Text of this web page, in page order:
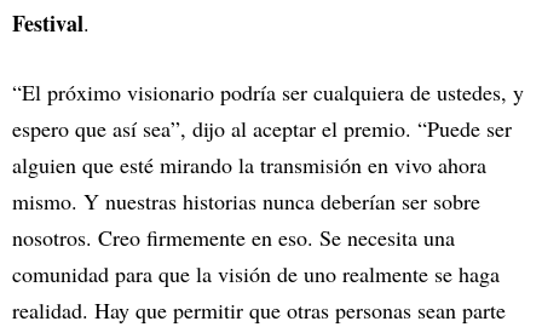
Festival.
“El próximo visionario podría ser cualquiera de ustedes, y
espero que así sea”, dijo al aceptar el premio. “Puede ser
alguien que esté mirando la transmisión en vivo ahora
mismo. Y nuestras historias nunca deberían ser sobre
nosotros. Creo firmemente en eso. Se necesita una
comunidad para que la visión de uno realmente se haga
realidad. Hay que permitir que otras personas sean parte